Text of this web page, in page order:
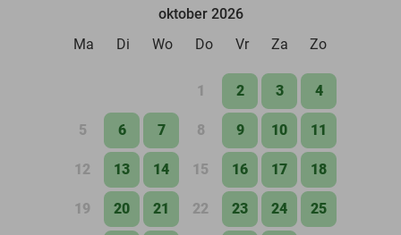
oktober 2026
Ma
Di Wo Do Vr Za Zo
1 2 3 4
5 6 7 8 9 10 11
12 13 14 15 16 17 18
19 20 21 22 23 24 25